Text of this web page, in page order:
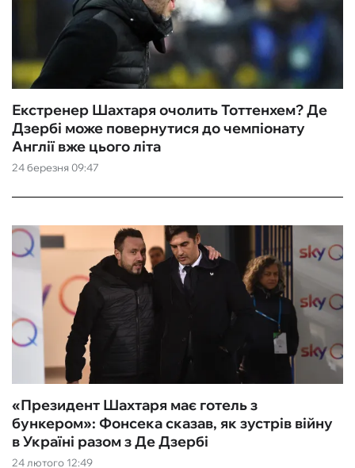
24 березня 09:47
Екстренер Шахтаря очолить Тоттенхем? Де
Дзербі може повернутися до чемпіонату
Англії вже цього літа
24 лютого 12:49
«Президент Шахтаря має готель з
бункером»: Фонсека сказав, як зустрів війну
в Україні разом з Де Дзербі